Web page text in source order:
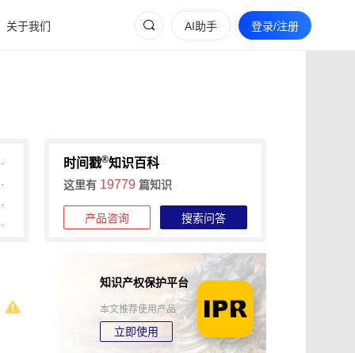
关于我们 AI助手 登录/注册
时间戳®知识百科
这里有 19779 篇知识
产品咨询 搜索问答
知识产权保护平台
本文推荐使用产品
立即使用